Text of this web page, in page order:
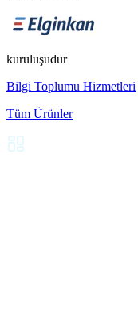
kuruluşudur
Bilgi Toplumu Hizmetleri
Tüm Ürünler